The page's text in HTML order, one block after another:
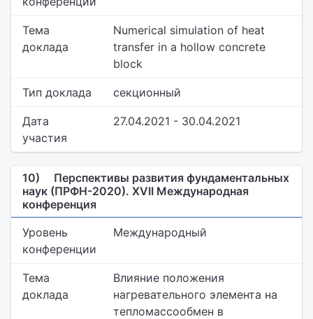
Тема
доклада
Numerical simulation of heat
transfer in a hollow concrete
block
Тип доклада секционный
Дата
участия
27.04.2021 - 30.04.2021
10)
Перспективы развития фундаментальных
наук (ПРФН-2020). XVII Международная
конференция
Уровень
конференции
Международный
Тема
доклада
Влияние положения
нагревательного элемента на
тепломассообмен в